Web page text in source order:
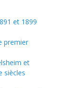
et 1899
premier
et
siècles